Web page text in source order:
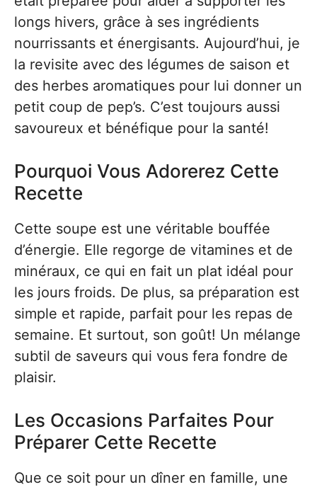
longs hivers, grâce à ses ingrédients
nourrissants et énergisants. Aujourd’hui, je
la revisite avec des légumes de saison et
des herbes aromatiques pour lui donner un
petit coup de pep’s. C’est toujours aussi
savoureux et bénéfique pour la santé!
Pourquoi Vous Adorerez Cette
Recette
Cette soupe est une véritable bouffée
d’énergie. Elle regorge de vitamines et de
minéraux, ce qui en fait un plat idéal pour
les jours froids. De plus, sa préparation est
simple et rapide, parfait pour les repas de
semaine. Et surtout, son goût! Un mélange
subtil de saveurs qui vous fera fondre de
plaisir.
Les Occasions Parfaites Pour
Préparer Cette Recette
Que ce soit pour un dîner en famille, une